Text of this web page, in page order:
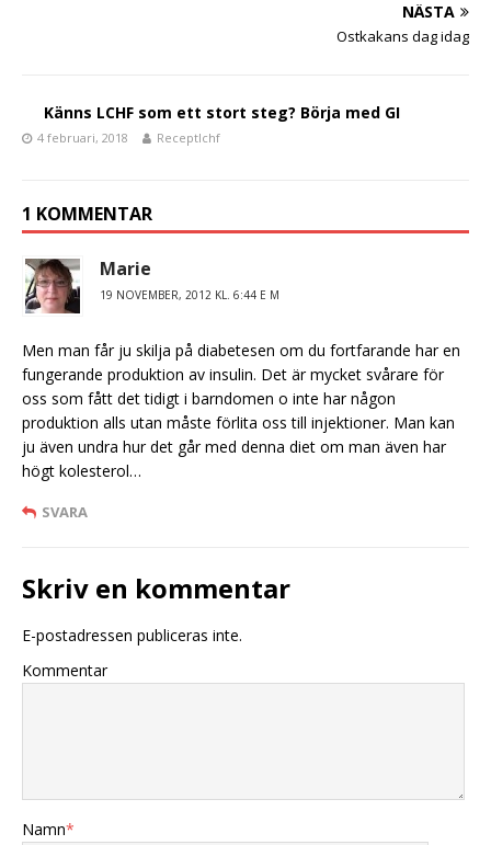
NÄSTA
Ostkakans dag idag
Känns LCHF som ett stort steg? Börja med GI
4 februari, 2018 Receptlchf
1 KOMMENTAR
Marie
19 NOVEMBER, 2012 KL. 6:44 E M
Men man får ju skilja på diabetesen om du fortfarande har en
fungerande produktion av insulin. Det är mycket svårare för
oss som fått det tidigt i barndomen o inte har någon
produktion alls utan måste förlita oss till injektioner. Man kan
ju även undra hur det går med denna diet om man även har
högt kolesterol…
SVARA
Skriv en kommentar
E-postadressen publiceras inte.
Kommentar
Namn*